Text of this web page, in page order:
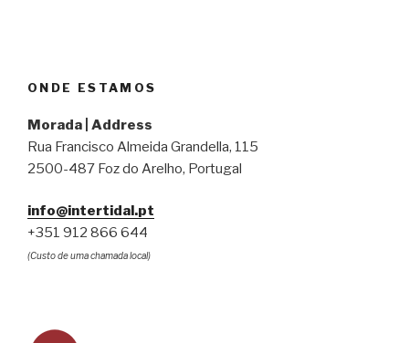
ONDE ESTAMOS
Morada | Address
Rua Francisco Almeida Grandella, 115
2500-487 Foz do Arelho, Portugal
info@intertidal.pt
+351 912 866 644
(Custo de uma chamada local)